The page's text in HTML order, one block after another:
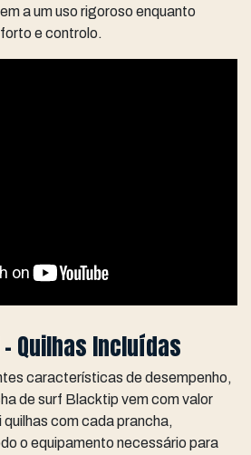
a um uso rigoroso enquanto
e controlo.
Quilhas Incluídas
características de desempenho,
de surf Blacktip vem com valor
com cada prancha,
o equipamento necessário para